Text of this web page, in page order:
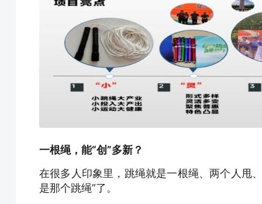
一根绳，能“创”多新？
在很多人印象里，跳绳就是一根绳、两个人甩
是那个跳绳”了。